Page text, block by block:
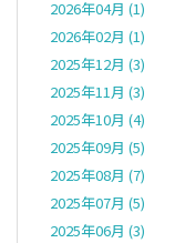
2026年04月 (1)
2026年02月 (1)
2025年12月 (3)
2025年11月 (3)
2025年10月 (4)
2025年09月 (5)
2025年08月 (7)
2025年07月 (5)
2025年06月 (3)